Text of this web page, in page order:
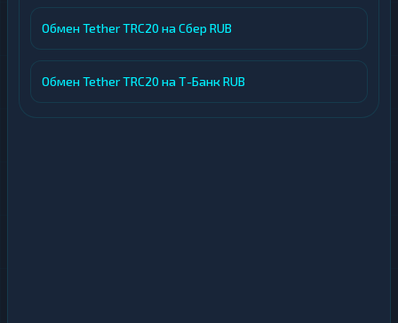
Обмен Tether TRC20 на Сбер RUB
Обмен Tether TRC20 на Т-Банк RUB